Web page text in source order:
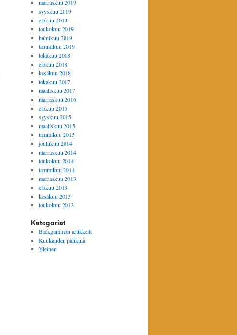
marraskuu 2019
syyskuu 2019
elokuu 2019
toukokuu 2019
huhtikuu 2019
tammikuu 2019
lokakuu 2018
elokuu 2018
kesäkuu 2018
lokakuu 2017
maaliskuu 2017
marraskuu 2016
elokuu 2016
syyskuu 2015
maaliskuu 2015
tammikuu 2015
joulukuu 2014
marraskuu 2014
toukokuu 2014
tammikuu 2014
marraskuu 2013
elokuu 2013
kesäkuu 2013
toukokuu 2013
Kategoriat
Backgammon artikkelit
Kuukauden pähkinä
Yleinen